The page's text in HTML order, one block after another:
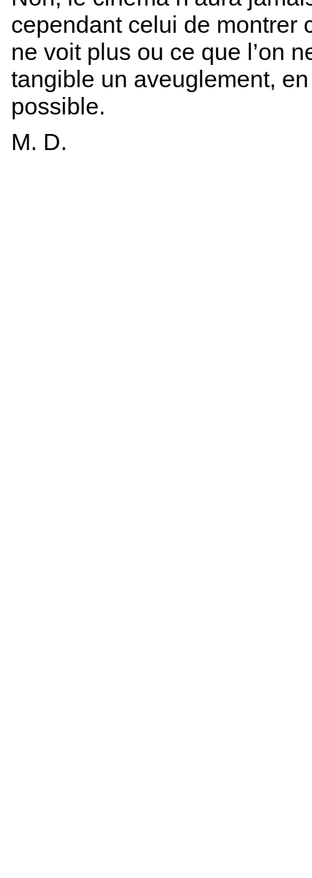
cependant celui de montrer
ne voit plus ou ce que l’on
tangible un aveuglement,
possible.
M. D.